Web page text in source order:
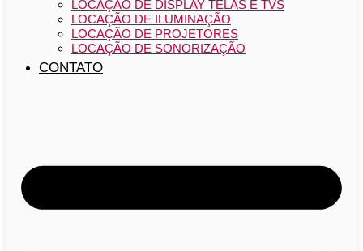
LOCAÇÃO DE DISPLAY TELAS E TVS
LOCAÇÃO DE ILUMINAÇÃO
LOCAÇÃO DE PROJETORES
LOCAÇÃO DE SONORIZAÇÃO
CONTATO